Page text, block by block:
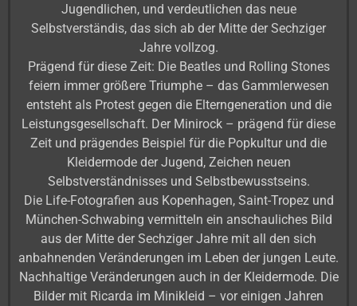
Jugendlichen, und verdeutlichen das neue
Selbstverständis, das sich ab der Mitte der Sechziger
Jahre vollzog.
Prägend für diese Zeit: Die Beatles und Rolling Stones
feiern immer größere Triumphe – das Gammlerwesen
entsteht als Protest gegen die Elterngeneration und die
Leistungsgesellschaft. Der Minirock – prägend für diese
Zeit und prägendes Beispiel für die Popkultur und die
Kleidermode der Jugend, Zeichen neuen
Selbstverständnisses und Selbstbewusstseins.
Die Life-Fotografien aus Kopenhagen, Saint-Tropez und
München-Schwabing vermitteln ein anschauliches Bild
aus der Mitte der Sechziger Jahre mit all den sich
anbahnenden Veränderungen im Leben der jungen Leute.
Nachhaltige Veränderungen auch in der Kleidermode. Die
Bilder mit Ricarda im Minikleid – vor einigen Jahren